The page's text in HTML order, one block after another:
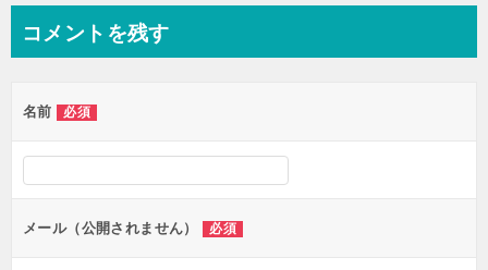
ビ
ー
シ
ョ
ン
コメントを残す
名前 必須
メール（公開されません） 必須